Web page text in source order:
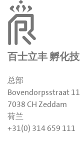
百士立丰 孵化
总部
Bovendorpsstraat 11
7038 CH Zeddam
荷兰
+31(0) 314 659 111